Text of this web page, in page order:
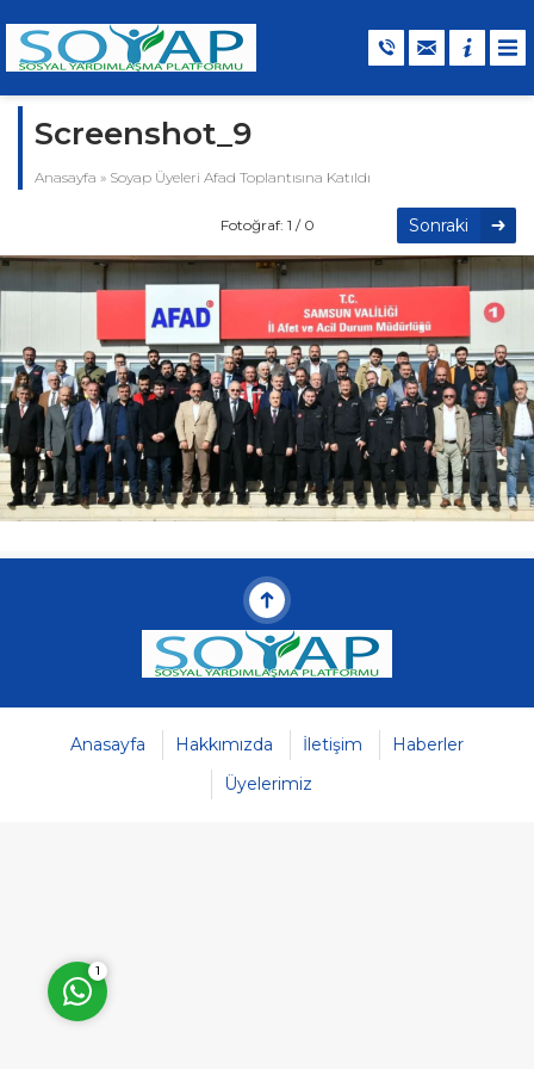
Screenshot_9
Anasayfa » Soyap Üyeleri Afad Toplantısına Katıldı
Fotoğraf: 1 / 0 Sonraki
1
Anasayfa Hakkımızda İletişim
Haberler
Üyelerimiz